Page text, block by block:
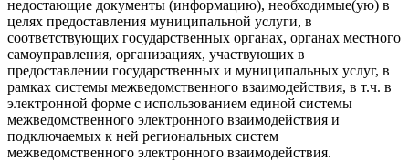
недостающие документы (информацию), необходимые(ую) в
целях предоставления муниципальной услуги, в
соответствующих государственных органах, органах местного
самоуправления, организациях, участвующих в
предоставлении государственных и муниципальных услуг, в
рамках системы межведомственного взаимодействия, в т.ч. в
электронной форме с использованием единой системы
межведомственного электронного взаимодействия и
подключаемых к ней региональных систем
межведомственного электронного взаимодействия.